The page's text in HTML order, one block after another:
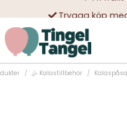
Trygga köp
10 000-
🤹 Kalastillbehör